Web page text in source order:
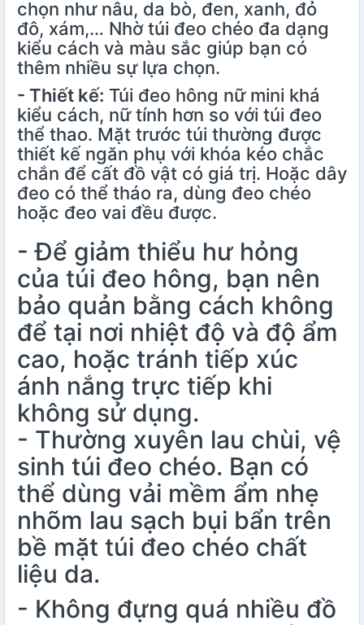
chọn như nâu, da bò, đen, xanh, đỏ
đô, xám,… Nhờ túi đeo chéo đa dạng
kiểu cách và màu sắc giúp bạn có
thêm nhiều sự lựa chọn.
- Thiết kế: Túi đeo hông nữ mini khá
kiểu cách, nữ tính hơn so với túi đeo
thể thao. Mặt trước túi thường được
thiết kế ngăn phụ với khóa kéo chắc
chắn để cất đồ vật có giá trị. Hoặc dây
đeo có thể tháo ra, dùng đeo chéo
hoặc đeo vai đều được.
- Để giảm thiểu hư hỏng
của túi đeo hông, bạn nên
bảo quản bằng cách không
để tại nơi nhiệt độ và độ ẩm
cao, hoặc tránh tiếp xúc
ánh nắng trực tiếp khi
không sử dụng.
- Thường xuyên lau chùi, vệ
sinh túi đeo chéo. Bạn có
thể dùng vải mềm ẩm nhẹ
nhõm lau sạch bụi bẩn trên
bề mặt túi đeo chéo chất
liệu da.
- Không đựng quá nhiều đồ